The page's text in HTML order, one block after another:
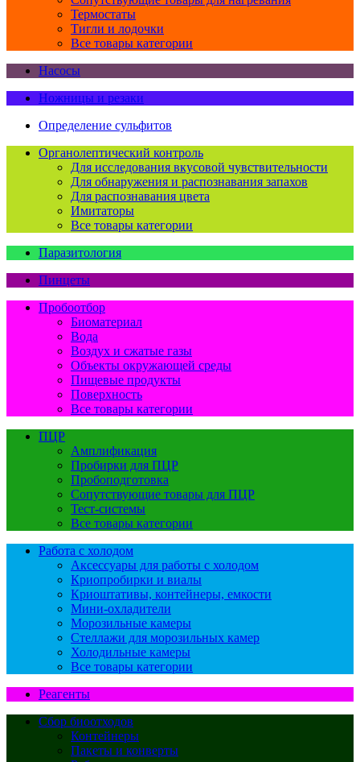
Термостаты
Тигли и лодочки
Все товары категории
Насосы
Ножницы и резаки
Определение сульфитов
Органолептический контроль
Для исследования вкусовой чувствительности
Для обнаружения и распознавания запахов
Для распознавания цвета
Имитаторы
Все товары категории
Паразитология
Пинцеты
Пробоотбор
Биоматериал
Вода
Воздух и сжатые газы
Объекты окружающей среды
Пищевые продукты
Поверхность
Все товары категории
ПЦР
Амплификация
Пробирки для ПЦР
Пробоподготовка
Сопутствующие товары для ПЦР
Тест-системы
Все товары категории
Работа с холодом
Аксессуары для работы с холодом
Криопробирки и виалы
Криоштативы, контейнеры, емкости
Мини-охладители
Морозильные камеры
Стеллажи для морозильных камер
Холодильные камеры
Все товары категории
Реагенты
Сбор биоотходов
Контейнеры
Пакеты и конверты